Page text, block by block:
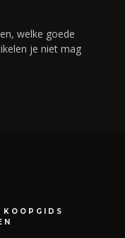
welke goede
je niet mag
KOOPGIDS